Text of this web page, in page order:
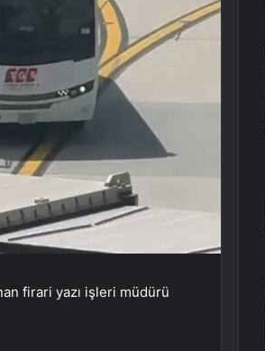
firari yazı işleri müdürü